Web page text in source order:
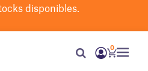
disponibles.
0